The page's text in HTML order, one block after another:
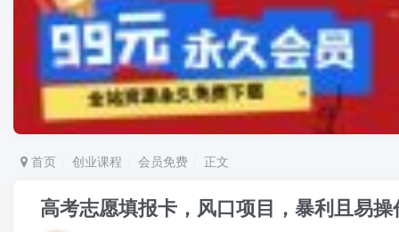
首页 创业课程 会员免费 正文
高考志愿填报卡，风口项目，暴利且易